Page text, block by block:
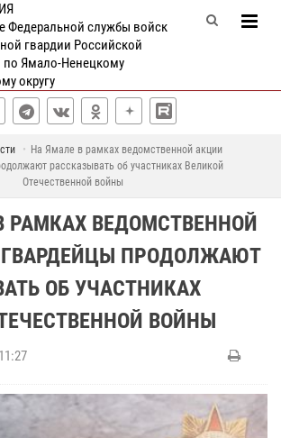
Федеральной службы войск
гвардии Российской
по Ямало-Ненецкому
округу
На Ямале в рамках ведомственной акции
рассказывать об участниках Великой
Отечественной войны
РАМКАХ ВЕДОМСТВЕННОЙ
ПРОДОЛЖАЮТ
ОБ УЧАСТНИКАХ
ВОЙНЫ